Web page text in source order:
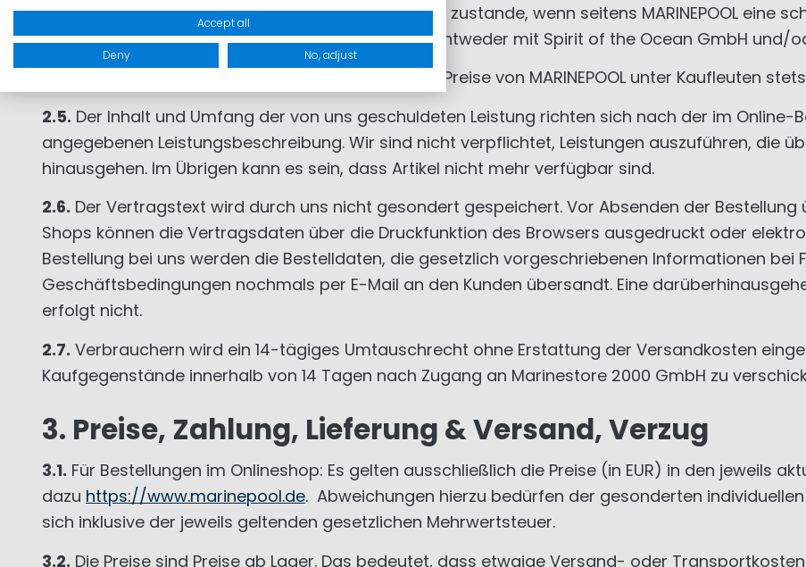
kommt aufgrund einer Bestellung ein Vertrag dann zustande, wenn seitens MARINEPOOL eine
Der Unternehmer kontrahiert hier je nach Artikeln entweder mit Spirit of the Ocean GmbH und/
Soweit nicht anders vereinbart, verstehen sich die Preise von MARINEPOOL unter Kaufleuten
2.5. Der Inhalt und Umfang der von uns geschuldeten Leistung richten sich nach der im
angegebenen Leistungsbeschreibung. Wir sind nicht verpflichtet, Leistungen auszuführen, die
hinausgehen. Im Übrigen kann es sein, dass Artikel nicht mehr verfügbar sind.
2.6. Der Vertragstext wird durch uns nicht gesondert gespeichert. Vor Absenden der
Shops können die Vertragsdaten über die Druckfunktion des Browsers ausgedruckt oder
Bestellung bei uns werden die Bestelldaten, die gesetzlich vorgeschriebenen Informationen bei
Geschäftsbedingungen nochmals per E-Mail an den Kunden übersandt. Eine
erfolgt nicht.
2.7. Verbrauchern wird ein 14-tägiges Umtauschrecht ohne Erstattung der Versandkosten
Kaufgegenstände innerhalb von 14 Tagen nach Zugang an Marinestore 2000 GmbH zu
3. Preise, Zahlung, Lieferung & Versand, Verzug
3.1. Für Bestellungen im Onlineshop: Es gelten ausschließlich die Preise (in EUR) in den jeweils
dazu https://www.marinepool.de. Abweichungen hierzu bedürfen der gesonderten
sich inklusive der jeweils geltenden gesetzlichen Mehrwertsteuer.
3.2. Die Preise sind Preise ab Lager. Das bedeutet, dass etwaige Versand- oder
Accept all
Deny No, adjust